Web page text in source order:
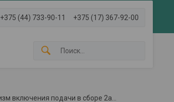
+375 (44) 733-90-11 +375 (17) 367-92-00